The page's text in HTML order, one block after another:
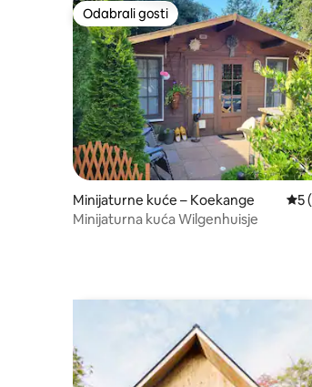
Odabrali gosti
Odabrali gosti
Minijaturne kuće – Koekange
5
Minijaturna kuća Wilgenhuisje